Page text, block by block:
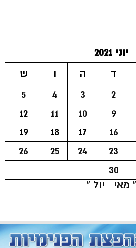
יוני 2021
ד ה ו
ש
2
3
4
5
9
10
11
12
16
17
18
19
23
24
25
26
30
« מאי
יול »